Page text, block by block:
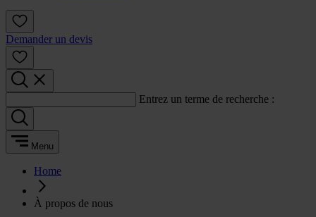
Demander un devis
Entrez un terme de recherche :
Menu
Home
À propos de nous